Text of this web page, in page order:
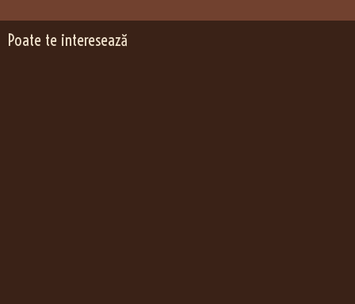
Poate te interesează